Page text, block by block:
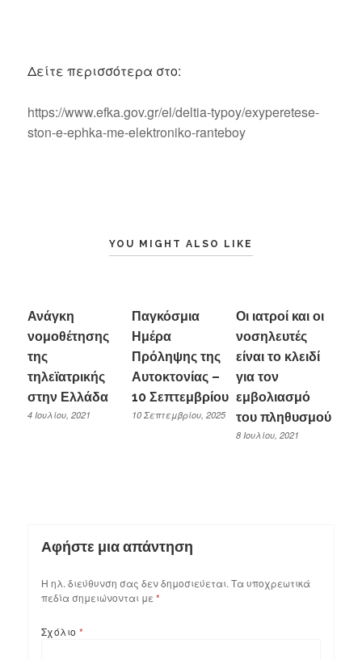
Δείτε περισσότερα στο:
https://www.efka.gov.gr/el/deltia-typoy/exyperetese-
ston-e-ephka-me-elektroniko-ranteboy
YOU MIGHT ALSO LIKE
Ανάγκη
νομοθέτησης
της
τηλεϊατρικής
στην Ελλάδα
4 Ιουλίου, 2021
Παγκόσμια
Ημέρα
Πρόληψης της
Αυτοκτονίας –
10 Σεπτεμβρίου
10 Σεπτεμβρίου, 2025
Οι ιατροί και οι
νοσηλευτές
είναι το κλειδί
για τον
εμβολιασμό
του πληθυσμού
8 Ιουλίου, 2021
Αφήστε μια απάντηση
Η ηλ. διεύθυνση σας δεν δημοσιεύεται. Τα υποχρεωτικά
πεδία σημειώνονται με *
Σχόλιο *